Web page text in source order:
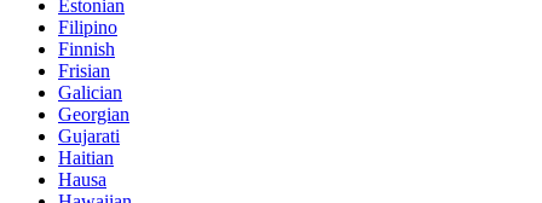
Estonian
Filipino
Finnish
Frisian
Galician
Georgian
Gujarati
Haitian
Hausa